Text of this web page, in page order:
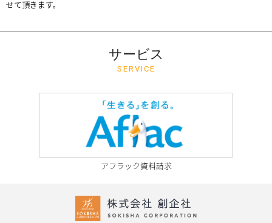
せて頂きます。
サービス
SERVICE
アフラック資料請求